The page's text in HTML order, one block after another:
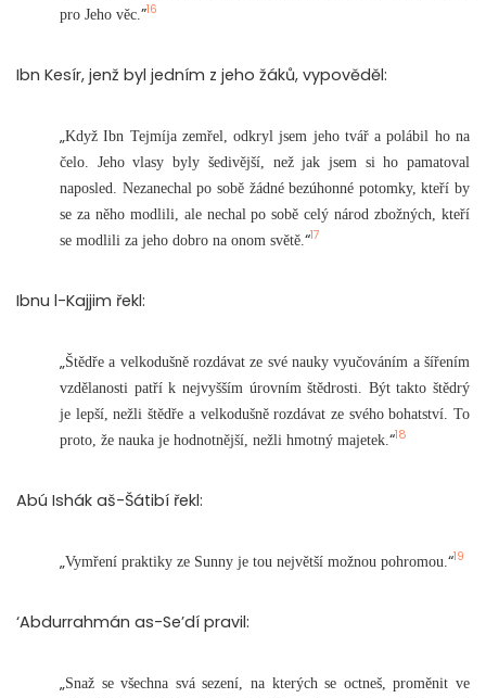
pro Jeho věc. ”16
Ibn Kesír, jenž byl jedním z jeho žáků, vypověděl:
„Když Ibn Tejmíja zemřel, odkryl jsem jeho tvář a polábil ho na
čelo. Jeho vlasy byly šedivější, než jak jsem si ho pamatoval
naposled. Nezanechal po sobě žádné bezúhonné potomky, kteří by
se za něho modlili, ale nechal po sobě celý národ zbožných, kteří
se modlili za jeho dobro na onom světě. “17
Ibnu l-Kajjim řekl:
„Štědře a velkodušně rozdávat ze své nauky vyučováním a šířením
vzdělanosti patří k nejvyšším úrovním štědrosti. Být takto štědrý
je lepší, nežli štědře a velkodušně rozdávat ze svého bohatství. To
proto, že nauka je hodnotnější, nežli hmotný majetek. “18
Abú Ishák aš-Šátibí řekl:
„Vymření praktiky ze Sunny je tou největší možnou pohromou. “19
‘Abdurrahmán as-Se’dí pravil:
„Snaž se všechna svá sezení, na kterých se octneš, proměnit ve